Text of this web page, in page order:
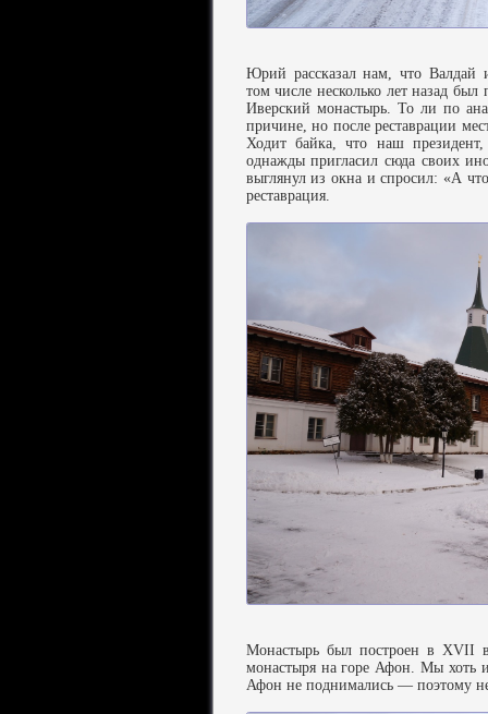
Юрий рассказал нам, что Валдай
том числе несколько лет назад
Иверский монастырь. То ли по
причине, но после реставрации
Ходит байка, что наш
однажды пригласил сюда своих
выглянул из окна и спросил: «А
реставрация.
Монастырь был построен в XVII
монастыря на горе Афон. Мы хоть
Афон не поднимались — поэтому